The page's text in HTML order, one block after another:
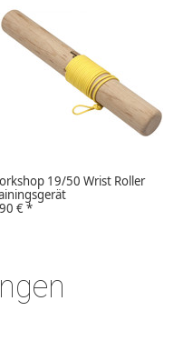
19/50 Wrist Roller
€*